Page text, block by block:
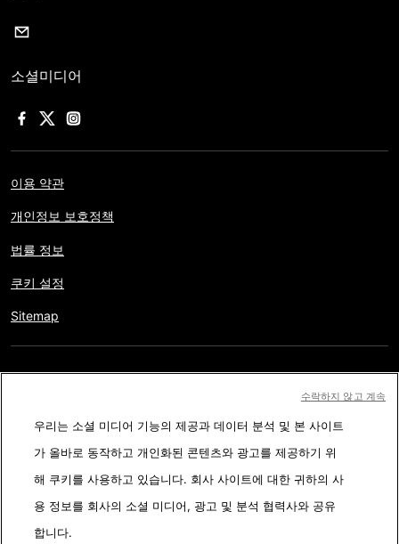
소셜미디어
이용 약관
개인정보 보호정책
법률 정보
쿠키 설정
Sitemap
AFP와 계약 없이 저작물의 일부나 전체를 복사, 출판, 방송하는 것은
엄격히 금합니다. 팩트체킹 콘텐츠 내에 묘사된 부분과 링크 형태로
첨부된 부분은 관련 정보의 이해를 돕기 위한 것입니다. AFP는 서드
파티 콘텐츠 제작자나 저작권자로 부터 어떤 권한도 받지 않았기에
이에 따른 법적 책임을 지지 않습니다. AFP와 AFP 로고는 등록된 상
우리는 소셜 미디어 기능의 제공과 데이터 분석 및 본 사이트
가 올바로 동작하고 개인화된 콘텐츠와 광고를 제공하기 위
해 쿠키를 사용하고 있습니다. 회사 사이트에 대한 귀하의 사
용 정보를 회사의 소셜 미디어, 광고 및 분석 협력사와 공유
합니다.
수락하지 않고 계속